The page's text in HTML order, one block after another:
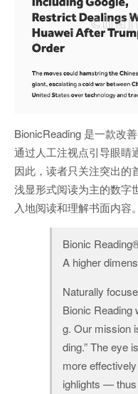
BionicReading 是一款改
通过人工注视点引导眼睛
因此，读者只关注突出的
浅显形式阅读为主的数字
入地阅读和理解书面内容。
Bionic
A higher
Naturally
Bionic Reading
g. Our mission
ding.” The eye
more
ighlights —